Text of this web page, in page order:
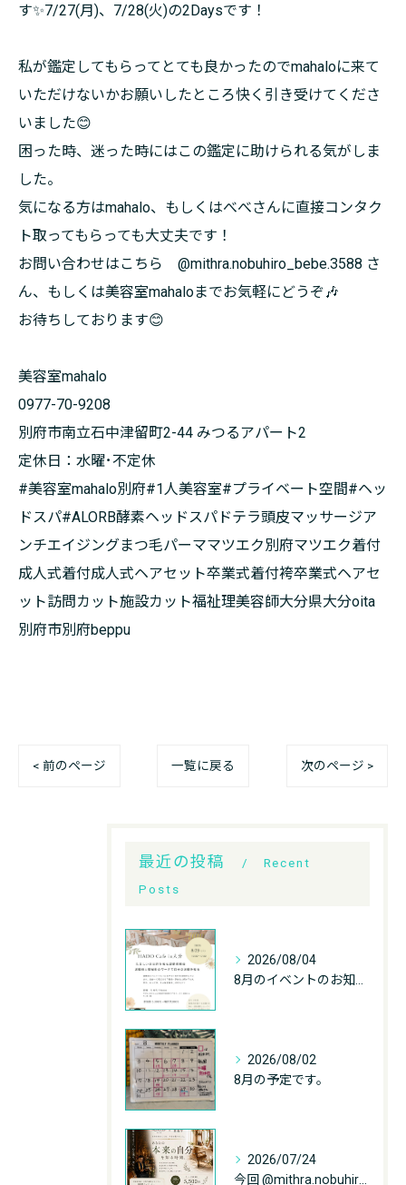
す✨7/27(月)、7/28(火)の2Daysです！
私が鑑定してもらってとても良かったのでmahaloに来て
いただけないかお願いしたところ快く引き受けてくださ
いました😊
困った時、迷った時にはこの鑑定に助けられる気がしま
した。
気になる方はmahalo、もしくはべべさんに直接コンタク
ト取ってもらっても大丈夫です！
お問い合わせはこちら @mithra.nobuhiro_bebe.3588 さ
ん、もしくは美容室mahaloまでお気軽にどうぞ🎶
お待ちしております😊
美容室mahalo
0977-70-9208
別府市南立石中津留町2-44 みつるアパート2
定休日：水曜･不定休
#美容室mahalo別府#1人美容室#プライベート空間#ヘッ
ドスパ#ALORB酵素ヘッドスパドテラ頭皮マッサージア
ンチエイジングまつ毛パーママツエク別府マツエク着付
成人式着付成人式ヘアセット卒業式着付袴卒業式ヘアセ
ット訪問カット施設カット福祉理美容師大分県大分oita
別府市別府beppu
< 前のページ 一覧に戻る 次のページ >
最近の投稿
Recent
Posts
2026/08/04
2026/08/02
8月の予定です。
2026/07/24